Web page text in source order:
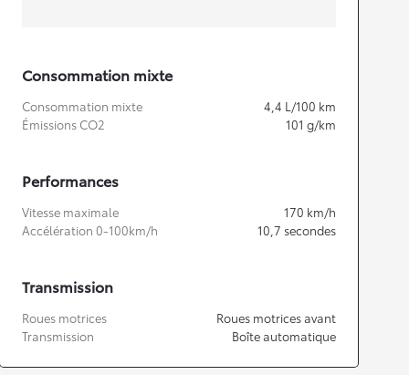
Consommation mixte
Consommation mixte 4,4 L/100 km
Émissions CO2
101 g/km
Performances
Vitesse maximale 170 km/h
Accélération 0-100km/h
10,7 secondes
Transmission
Roues motrices
Roues motrices avant
Transmission
Boîte automatique